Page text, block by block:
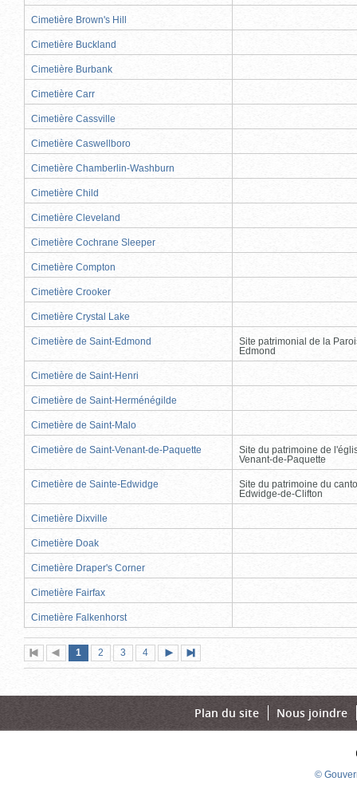
Cimetière Brown's Hill
Cimetière Buckland
Cimetière Burbank
Cimetière Carr
Cimetière Cassville
Cimetière Caswellboro
Cimetière Chamberlin-Washburn
Cimetière Child
Cimetière Cleveland
Cimetière Cochrane Sleeper
Cimetière Compton
Cimetière Crooker
Cimetière Crystal Lake
Cimetière de Saint-Edmond
Site patrimonial de la
Edmond
Cimetière de Saint-Henri
Cimetière de Saint-Herménégilde
Cimetière de Saint-Malo
Cimetière de Saint-Venant-de-Paquette
Site du patrimoine de
Venant-de-Paquette
Cimetière de Sainte-Edwidge
Site du patrimoine du
Edwidge-de-Clifton
Cimetière Dixville
Cimetière Doak
Cimetière Draper's Corner
Cimetière Fairfax
Cimetière Falkenhorst
Première
page
Page
précédente
Page
1 (page
actuelle)
Page
2 Page
3 Page
4
suivante
page
Plan du site Nous joindre
©